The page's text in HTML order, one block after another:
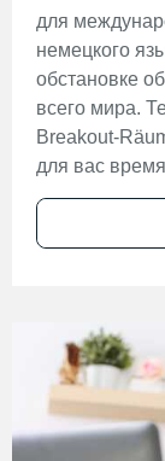
для
немецкого
обстановке
всего мира.
Breakout-
для вас